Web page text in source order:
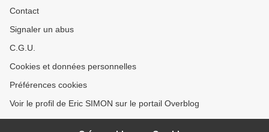
Contact
Signaler un abus
C.G.U.
Cookies et données personnelles
Préférences cookies
Voir le profil de Eric SIMON sur le portail Overblog